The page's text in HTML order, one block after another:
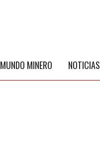
MUNDO MINERO NOTICIAS